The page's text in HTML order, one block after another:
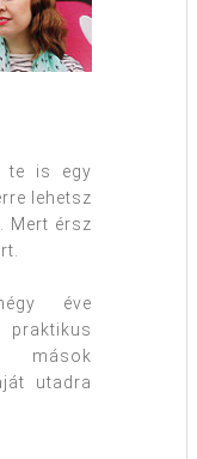
te is egy
lehetsz
Mert érsz
éve
mások
utadra